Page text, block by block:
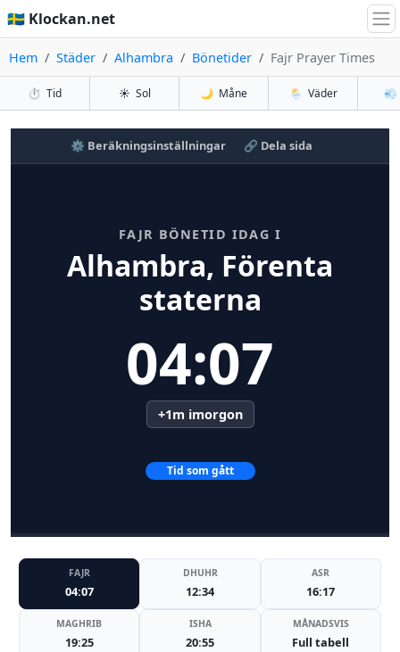
🇸🇪 Klockan.net
Hem Städer Alhambra Bönetider Fajr Prayer Times
⏱️ Tid ☀️ Sol 🌙 Måne 🌦️ Väder 💨
⚙️ Beräkningsinställningar 🔗 Dela sida
FAJR BÖNETID IDAG I
Alhambra, Förenta
staterna
04:07
+1m imorgon
Tid som gått
FAJR
04:07
DHUHR
12:34
ASR
16:17
MAGHRIB
19:25
ISHA
20:55
MÅNADSVIS
Full tabell